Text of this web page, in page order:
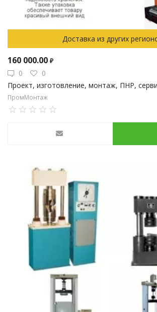
Доставка из других
160 000.00 ₽
0
0
Проект, изготовление, монтаж, ПНР,
ПромМонтаж